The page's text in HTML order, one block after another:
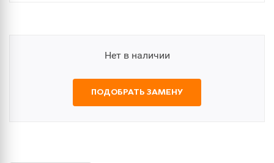
Нет в наличии
ПОДОБРАТЬ ЗАМЕНУ